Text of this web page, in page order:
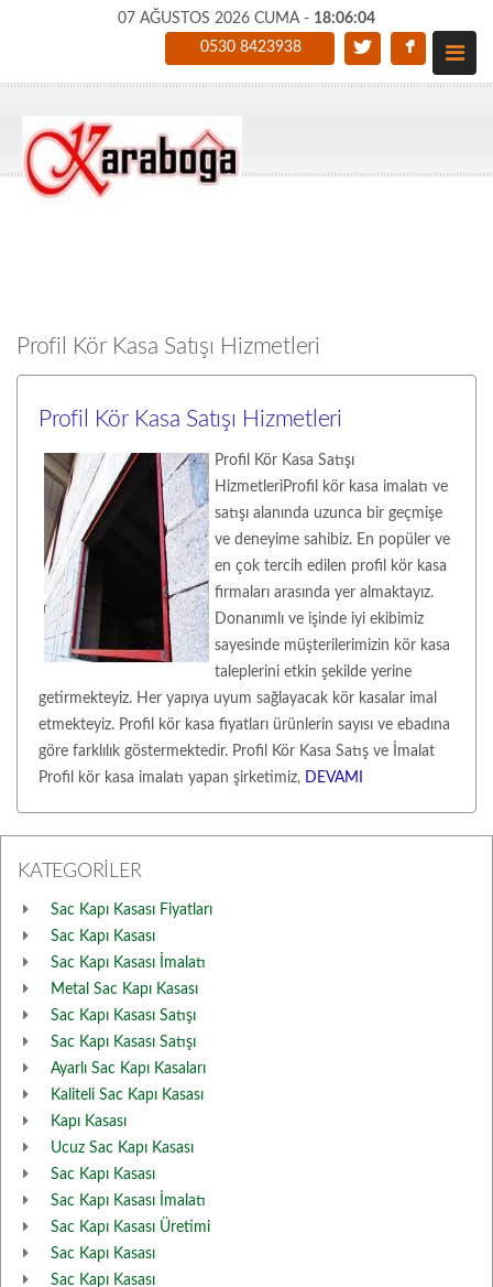
07 AĞUSTOS 2026 CUMA - 18:06:05
0530 8423938
Profil Kör Kasa Satışı Hizmetleri
Profil Kör Kasa Satışı Hizmetleri
Profil Kör Kasa Satışı
HizmetleriProfil kör kasa imalatı ve
satışı alanında uzunca bir geçmişe
ve deneyime sahibiz. En popüler ve
en çok tercih edilen profil kör kasa
firmaları arasında yer almaktayız.
Donanımlı ve işinde iyi ekibimiz
sayesinde müşterilerimizin kör kasa
taleplerini etkin şekilde yerine
getirmekteyiz. Her yapıya uyum sağlayacak kör kasalar imal
etmekteyiz. Profil kör kasa fiyatları ürünlerin sayısı ve ebadına
göre farklılık göstermektedir. Profil Kör Kasa Satış ve İmalat
Profil kör kasa imalatı yapan şirketimiz, DEVAMI
KATEGORİLER
Sac Kapı Kasası Fiyatları
Sac Kapı Kasası
Sac Kapı Kasası İmalatı
Metal Sac Kapı Kasası
Sac Kapı Kasası Satışı
Sac Kapı Kasası Satışı
Ayarlı Sac Kapı Kasaları
Kaliteli Sac Kapı Kasası
Kapı Kasası
Ucuz Sac Kapı Kasası
Sac Kapı Kasası
Sac Kapı Kasası İmalatı
Sac Kapı Kasası Üretimi
Sac Kapı Kasası
Sac Kapı Kasası